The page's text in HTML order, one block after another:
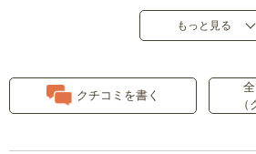
カーペットなどでは滑りが悪い
もっと見る
クチコミを書く